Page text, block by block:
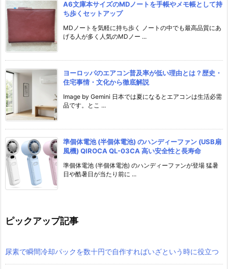
A6文庫本サイズのMDノートを手帳やメモ帳として持
ち歩くセットアップ
MDノートを気軽に持ち歩く ノートの中でも最高品質にあ
げる人が多く人気のMDノー ...
ヨーロッパのエアコン普及率が低い理由とは？歴史・
住宅事情・文化から徹底解説
Image by Gemini 日本では夏になるとエアコンは生活必需
品です。とこ ...
準個体電池 (半個体電池) のハンディーファン (USB扇
風機) QIROCA QL-03CA 高い安全性と長寿命
準個体電池 (半個体電池) のハンディーファンが登場 猛暑
日や酷暑日が当たり前に ...
ピックアップ記事
尿素で瞬間冷却パックを数十円で自作すればいざという時に役立つ